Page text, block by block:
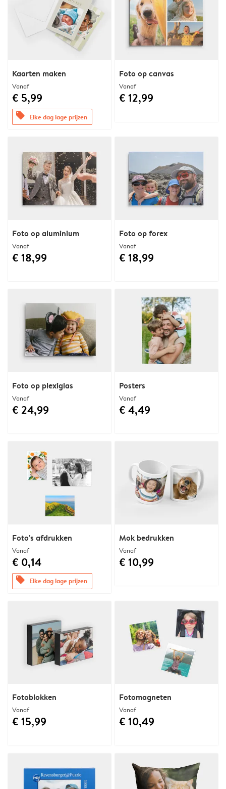
Kaarten maken
Vanaf
€ 5,99
offers Elke dag lage prijzen
Foto op canvas
Vanaf
€ 12,99
Foto op aluminium
Vanaf
€ 18,99
Foto op forex
Vanaf
€ 18,99
Foto op plexiglas
Vanaf
€ 24,99
Posters
Vanaf
€ 4,49
Foto's afdrukken
Vanaf
€ 0,14
offers Elke dag lage prijzen
Mok bedrukken
Vanaf
€ 10,99
Fotoblokken
Vanaf
€ 15,99
Fotomagneten
Vanaf
€ 10,49